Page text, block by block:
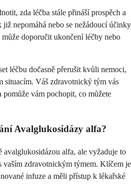
zda léčba stále přináší prospěch a
nepomáhá nebo se nežádoucí účinky
doporučit ukončení léčby nebo
léčbu dočasně přerušit kvůli nemoci,
situacím. Váš zdravotnický tým vás
vám pochopit, co můžete
Avalglukosidázy alfa?
avalglukosidázou alfa, ale vyžaduje to
vaším zdravotnickým týmem. Klíčem je
infuze a měli přístup k lékařské